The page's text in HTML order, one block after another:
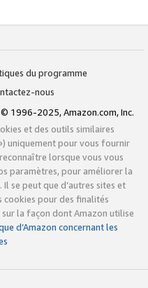
du programme
nous
© 1996-2025, Amazon.com, Inc.
et des outils similaires
uniquement pour vous fournir
lorsque vous vous
paramètres, pour améliorer la
se peut que d’autres sites et
cookies pour des finalités
la façon dont Amazon utilise
d’Amazon concernant les